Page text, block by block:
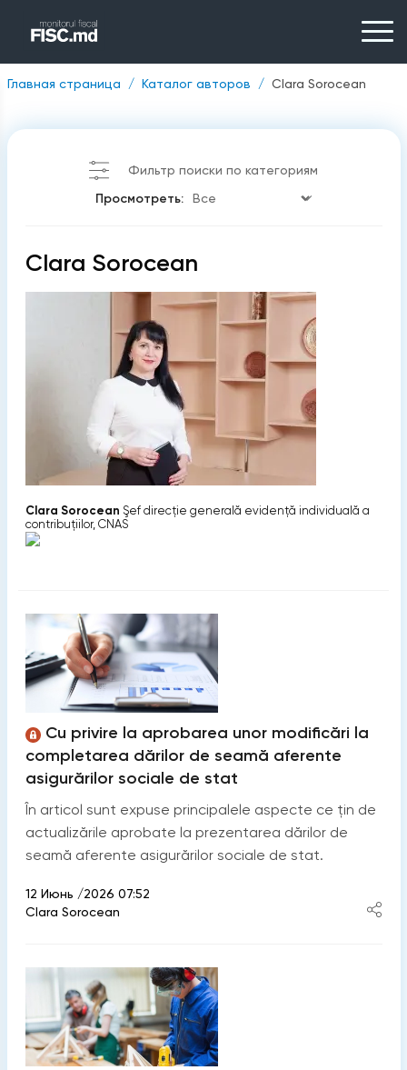
Главная страница Каталог авторов Clara Sorocean
Фильтр поиски по категориям
Просмотреть:
Clara Sorocean
Clara Sorocean Şef direcţie generală evidenţă individuală a
contribuţiilor, CNAS
Cu privire la aprobarea unor modificări la
completarea dărilor de seamă aferente
asigurărilor sociale de stat
În articol sunt expuse principalele aspecte ce țin de
actualizările aprobate la prezentarea dărilor de
seamă aferente asigurărilor sociale de stat.
12 Июнь /2026 07:52
Clara Sorocean